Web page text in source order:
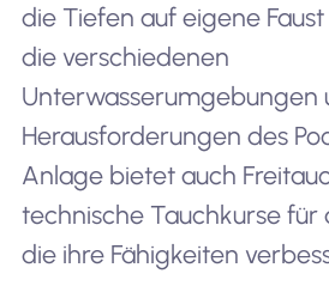
die Tiefen auf eigene
die verschiedenen
Unterwasserumgebungen
Herausforderungen des
Anlage bietet auch
technische Tauchkurse für
die ihre Fähigkeiten